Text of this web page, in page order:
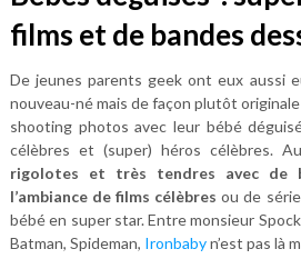
films et de bandes
De jeunes parents geek ont eux aussi
nouveau-né mais de façon plutôt
shooting photos avec leur bébé
célèbres et (super) héros célèbres.
rigolotes et très tendres avec de
l’ambiance de films célèbres ou de
bébé en super star. Entre monsieur
Batman, Spideman, Ironbabyn’est pas là